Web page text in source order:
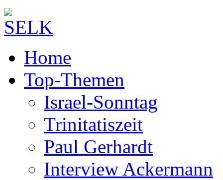
Home
Top-Themen
Israel-Sonntag
Trinitatiszeit
Paul Gerhardt
Interview Ackermann